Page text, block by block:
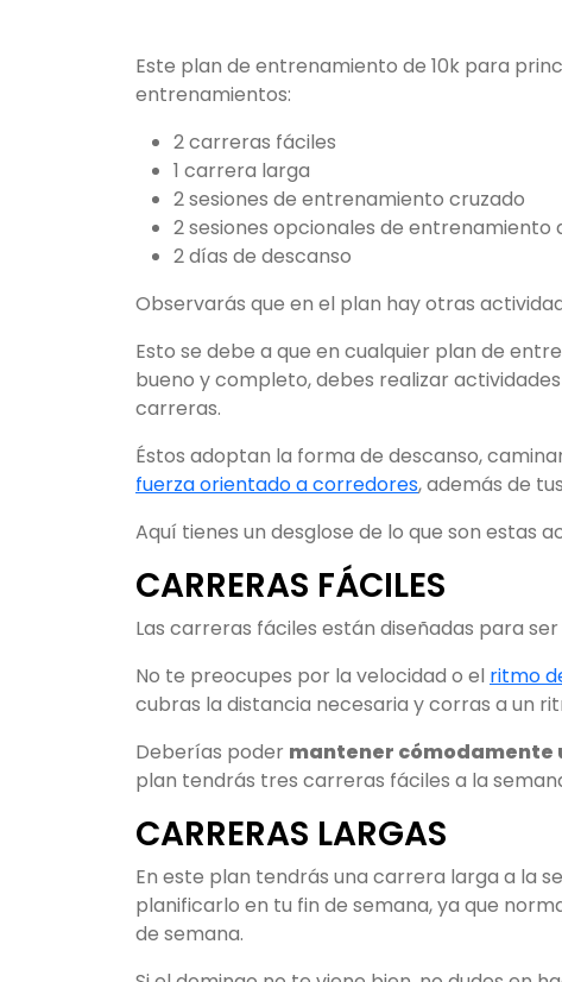
Este plan de entrenamiento de 10k para
entrenamientos:
2 carreras fáciles
1 carrera larga
2 sesiones de entrenamiento cruzado
2 sesiones opcionales de entrenamiento
2 días de descanso
Observarás que en el plan hay otras
Esto se debe a que en cualquier plan de
bueno y completo, debes realizar
carreras.
Éstos adoptan la forma de descanso,
fuerza orientado a corredores, además de
Aquí tienes un desglose de lo que son estas
CARRERAS FÁCILES
Las carreras fáciles están diseñadas para
No te preocupes por la velocidad o el ritmo
cubras la distancia necesaria y corras a un
Deberías poder mantener cómodamente
plan tendrás tres carreras fáciles a la
CARRERAS LARGAS
En este plan tendrás una carrera larga a la
planificarlo en tu fin de semana, ya que
de semana.